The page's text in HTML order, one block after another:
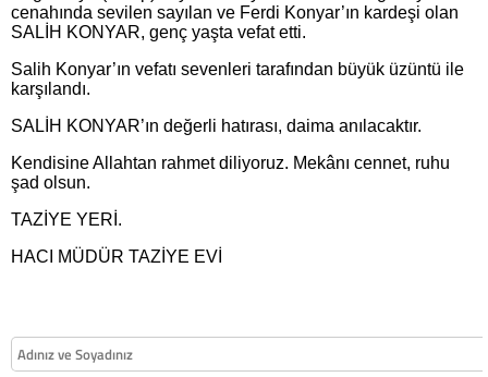
cenahında sevilen sayılan ve Ferdi Konyar’ın kardeşi olan
SALİH KONYAR, genç yaşta vefat etti.
Salih Konyar’ın vefatı sevenleri tarafından büyük üzüntü ile
karşılandı.
SALİH KONYAR’ın değerli hatırası, daima anılacaktır.
Kendisine Allahtan rahmet diliyoruz. Mekânı cennet, ruhu
şad olsun.
TAZİYE YERİ.
HACI MÜDÜR TAZİYE EVİ